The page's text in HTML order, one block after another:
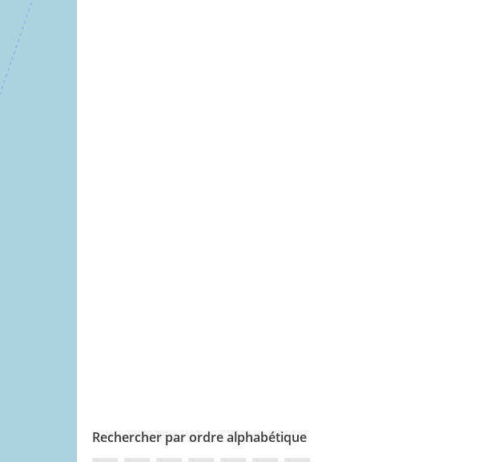
Rechercher par ordre alphabétique